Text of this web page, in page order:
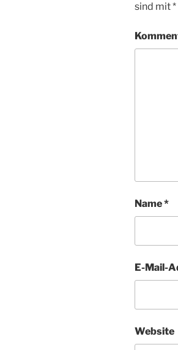
sind mit*
Name*
E-Mail-
Website